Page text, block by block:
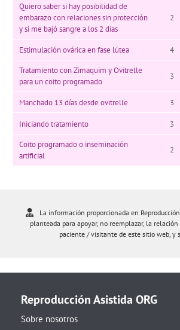
Quiero saber si hay posibilidad de
embarazo con relaciones sin protección
y si me bajó sangre a los 2 días
2
Estimulación ovárica en fase lútea 4
Tratamiento con Zimaquim y Ovitrelle
para un coito programado
3
Manchado 13 días desde ovitrelle 3
Iniciando tratamiento 3
Coito programado o inseminación
artificial
2
La información proporcionada en
planteada para apoyar, no reemplazar, la
paciente / visitante de este sitio web, y
Reproducción Asistida ORG
Sobre nosotros